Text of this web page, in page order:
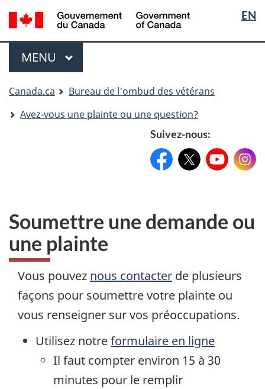
Aller
au
contenu
Skip
to
"About
Passer
à
la
la
EN
Menu
MENU PRINCIPAL
Vous
êtes
ici
Canada.ca
Bureau de l'ombud des vétérans
Avez-vous une plainte ou une question?
Suivez-nous:
Facebook:FacebookPageName
X: @XAccount
YouTube:
Soumettre une demande ou
une plainte
Vous pouvez nous contacter de plusieurs
façons pour soumettre votre plainte ou
vous renseigner sur vos préoccupations.
Utilisez notreformulaire en ligne
Il faut compter environ 15 à 30
minutes pour le remplir